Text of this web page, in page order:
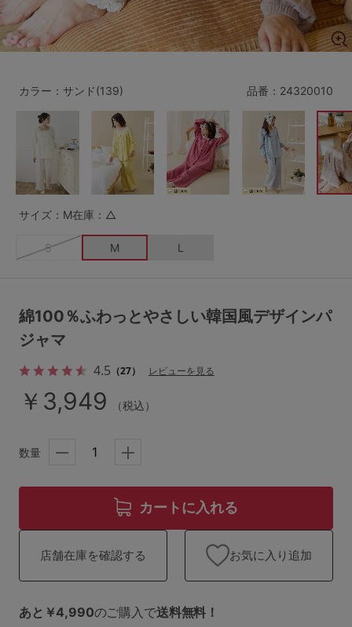
D65 D70 D75 D80 D85
E65 E70 E75 E80 E85
F65 F70 F75
G65 G75
H70
SS M
L LL
S-AB S-CD S-EF
L-AB L-CD L-EF
サイズの表示を閉じる
すべてのサイズを表示する
～999円 1,000～1,999円
2,000～2,999円 3,000～3,999円
4,000円～
セールアイテムから探す
その他から探す
高評価レビューアイテム
特集ページ
品番： 24320010
綿100％ふわっとやさしい韓国風デザインパ
ジャマ
4.5 （27） レビューを見る
￥3,949 （税込）
カラー：サンド(139)
サイズ：M在庫：△
S M L
数量
カートに入れる
店舗在庫を確認する お気に入り追加
あと￥4,990のご購入で送料無料！